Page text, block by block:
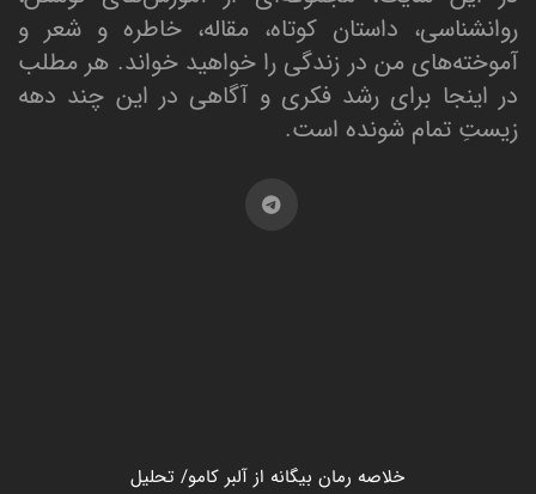
روانشناسی، داستان کوتاه، مقاله، خاطره و شعر و
آموخته‌های من در زندگی را خواهید خواند. هر مطلب
در اینجا برای رشد فکری و آگاهی در این چند دهه
زیستِ تمام شونده است.
خلاصه رمان بیگانه از آلبر کامو/ تحلیل